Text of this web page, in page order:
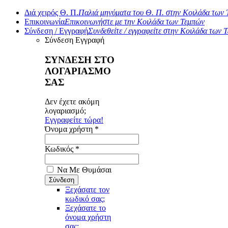
Διά χειρός Θ. Π.Παλιά μηνύματα του Θ. Π. στην Κοιλάδα των
ΕπικοινωνίαΕπικοινωνήστε με την Κοιλάδα των Τεμπών
Σύνδεση / ΕγγραφήΣυνδεθείτε / εγγραφείτε στην Κοιλάδα των
Σύνδεση Εγγραφή
ΣΥΝΔΕΣΗ ΣΤΟ
ΛΟΓΑΡΙΑΣΜΟ
ΣΑΣ
Δεν έχετε ακόμη
λογαριασμό;
Εγγραφείτε τώρα!
Όνομα χρήστη *
Κωδικός *
Να Με Θυμάσαι
Ξεχάσατε τον
κωδικό σας;
Ξεχάσατε το
όνομα χρήστη